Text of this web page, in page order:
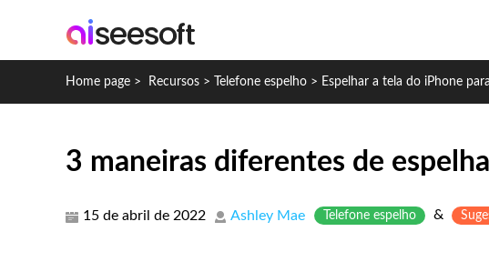
Home page > Recursos > Telefone espelho > Espelhar a tela do iPhone
3 maneiras diferentes de
15 de abril de 2022 Ashley Mae Telefone espelho &